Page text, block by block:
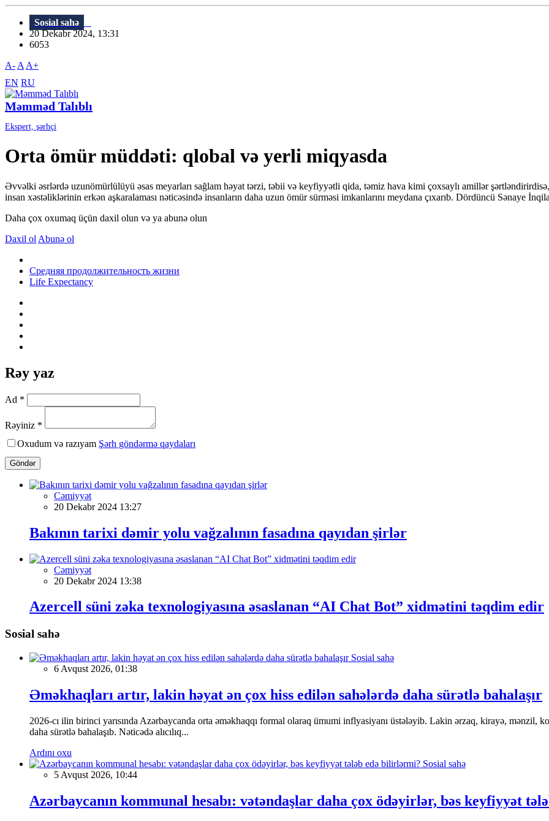
Sosial sahə
20 Dekabr 2024, 13:31
6053
A- A A+
EN RU
Məmməd Talıblı
Ekspert, şərhçi
Orta ömür müddəti: qlobal və yerli miqyasda
Əvvəlki əsrlərdə uzunömürlülüyü əsas meyarları sağlam həyat tərzi, təbii və keyfiyyətli qida, təmiz hava kimi çoxsaylı amillər
insan xəstəliklərinin erkən aşkaralaması nəticəsində insanların daha uzun ömür sürməsi imkanlarını meydana çıxarıb. Dördüncü Sənaye
Daha çox oxumaq üçün daxil olun və ya abunə olun
Daxil ol Abunə ol
Средняя продолжительность жизни
Life Expectancy
Rəy yaz
Ad *
Rəyiniz *
Oxudum və razıyam Şərh göndərmə qaydaları
Göndər
Cəmiyyət
20 Dekabr 2024 13:27
Bakının tarixi dəmir yolu vağzalının fasadına qayıdan şirlər
Cəmiyyət
20 Dekabr 2024 13:38
Azercell süni zəka texnologiyasına əsaslanan “AI Chat Bot” xidmətini təqdim edir
Sosial sahə
Sosial sahə
6 Avqust 2026, 01:38
Əməkhaqları artır, lakin həyat ən çox hiss edilən sahələrdə daha sürətlə bahalaşır
2026-cı ilin birinci yarısında Azərbaycanda orta əməkhaqqı formal olaraq ümumi inflyasiyanı üstələyib. Lakin ərzaq, kirayə,
daha sürətlə bahalaşıb. Nəticədə alıcılıq...
Ardını oxu
Sosial sahə
5 Avqust 2026, 10:44
Azərbaycanın kommunal hesabı: vətəndaşlar daha çox ödəyirlər, bəs keyfiyyət